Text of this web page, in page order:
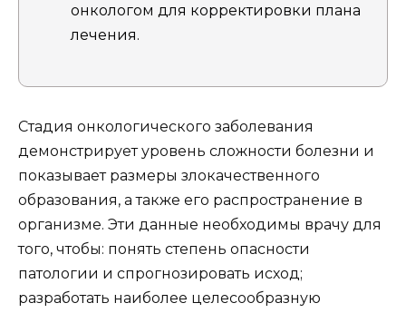
онкологом для корректировки плана
лечения.
Стадия онкологического заболевания
демонстрирует уровень сложности болезни и
показывает размеры злокачественного
образования, а также его распространение в
организме. Эти данные необходимы врачу для
того, чтобы: понять степень опасности
патологии и спрогнозировать исход;
разработать наиболее целесообразную